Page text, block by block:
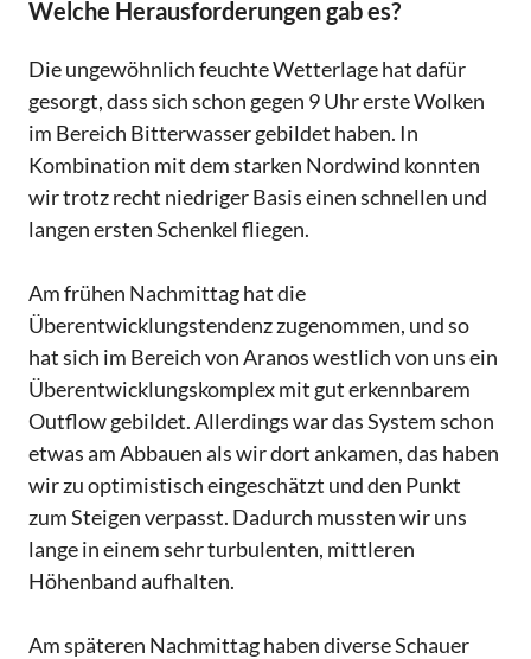
Welche Herausforderungen gab es?
Die ungewöhnlich feuchte Wetterlage hat dafür
gesorgt, dass sich schon gegen 9 Uhr erste Wolken
im Bereich Bitterwasser gebildet haben. In
Kombination mit dem starken Nordwind konnten
wir trotz recht niedriger Basis einen schnellen und
langen ersten Schenkel fliegen.
Am frühen Nachmittag hat die
Überentwicklungstendenz zugenommen, und so
hat sich im Bereich von Aranos westlich von uns ein
Überentwicklungskomplex mit gut erkennbarem
Outflow gebildet. Allerdings war das System schon
etwas am Abbauen als wir dort ankamen, das haben
wir zu optimistisch eingeschätzt und den Punkt
zum Steigen verpasst. Dadurch mussten wir uns
lange in einem sehr turbulenten, mittleren
Höhenband aufhalten.
Am späteren Nachmittag haben diverse Schauer